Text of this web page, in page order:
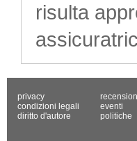
risulta
privacy
condizioni legali
diritto d'autore
eventi
politiche